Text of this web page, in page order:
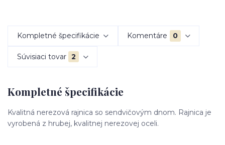
Kompletné špecifikácie Komentáre 0
Súvisiaci tovar 2
Kompletné špecifikácie
Kvalitná nerezová rajnica so sendvičovým dnom. Rajnica je
vyrobená z hrubej, kvalitnej nerezovej oceli.